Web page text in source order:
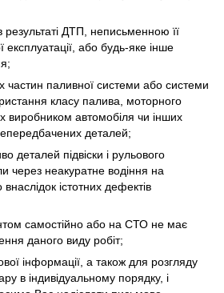
ДТП, неписьменною її
експлуатації, або будь-яке інше
частин паливної системи або системи
класу палива, моторного
виробником автомобіля чи інших
деталей;
деталей підвіски і рульового
через неакуратне водіння на
істотних дефектів
самостійно або на СТО не має
даного виду робіт;
інформації, а також для розгляду
в індивідуальному порядку, і